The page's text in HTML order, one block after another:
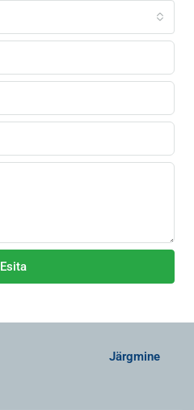
Esita
Järgmine